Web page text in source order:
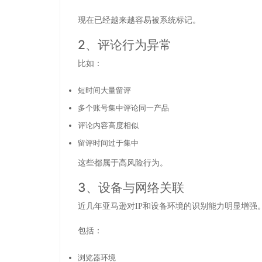
现在已经越来越容易被系统标记。
2、评论行为异常
比如：
短时间大量留评
多个账号集中评论同一产品
评论内容高度相似
留评时间过于集中
这些都属于高风险行为。
3、设备与网络关联
近几年亚马逊对IP和设备环境的识别能力明显增强
包括：
浏览器环境